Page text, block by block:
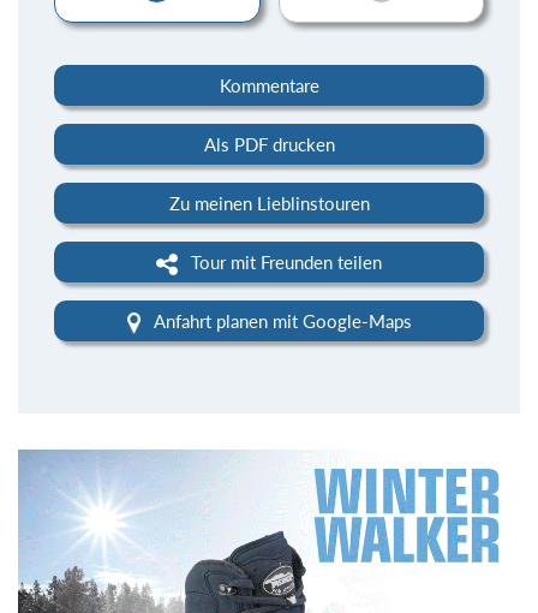
Kommentare
Als PDF drucken
Zu meinen Lieblinstouren
Tour mit Freunden teilen
Anfahrt planen mit Google-Maps